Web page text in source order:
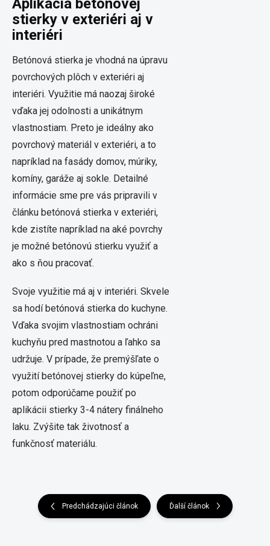
Aplikácia betónovej
stierky v exteriéri aj v
interiéri
Betónová stierka je vhodná na úpravu
povrchových plôch v exteriéri aj
interiéri. Využitie má naozaj široké
vďaka jej odolnosti a unikátnym
vlastnostiam. Preto je ideálny ako
povrchový materiál v exteriéri, a to
napríklad na fasády domov, múriky,
komíny, garáže aj sokle. Detailné
informácie sme pre vás pripravili v
článku betónová stierka v exteriéri,
kde zistíte napríklad na aké povrchy
je možné betónovú stierku využiť a
ako s ňou pracovať.
Svoje využitie má aj v interiéri. Skvele
sa hodí betónová stierka do kuchyne.
Vďaka svojim vlastnostiam ochráni
kuchyňu pred mastnotou a ľahko sa
udržuje. V prípade, že premýšľate o
využití betónovej stierky do kúpeľne,
potom odporúčame použiť po
aplikácii stierky 3-4 nátery finálneho
laku. Zvýšite tak životnosť a
funkčnosť materiálu.
Predchádzajúci článok Ďalší článok